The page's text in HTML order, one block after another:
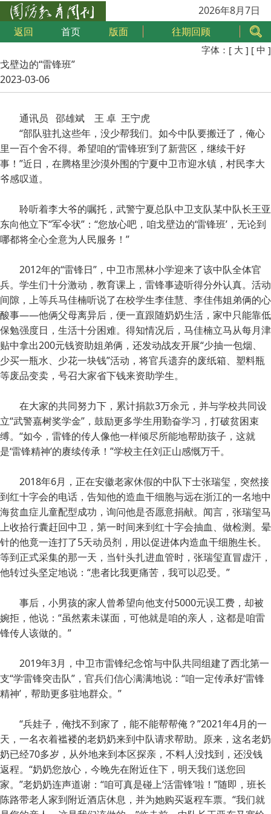
2026年8月7日
返回
首页 版面 往期回顾
字体： [ 大 ] [ 中 ]
戈壁边的“雷锋班”
2023-03-06
通讯员 邵雄斌 王 卓 王宁虎
“部队驻扎这些年，没少帮我们。如今中队要搬迁了，俺心
里一百个舍不得。希望咱的‘雷锋班’到了新营区，继续干好
事！”近日，在腾格里沙漠外围的宁夏中卫市迎水镇，村民李大
爷感叹道。
聆听着李大爷的嘱托，武警宁夏总队中卫支队某中队长王亚
东向他立下“军令状”：“您放心吧，咱戈壁边的‘雷锋班’，无论到
哪都将全心全意为人民服务！”
2012年的“雷锋日”，中卫市黑林小学迎来了该中队全体官
兵。学生们十分激动，教育课上，雷锋事迹听得分外认真。活动
间隙，上等兵马佳楠听说了在校学生李佳慧、李佳伟姐弟俩的心
酸事——他俩父母离异后，便一直跟随奶奶生活，家中只能靠低
保勉强度日，生活十分困难。得知情况后，马佳楠立马从每月津
贴中拿出200元钱资助姐弟俩，还发动战友开展“少抽一包烟、
少买一瓶水、少花一块钱”活动，将官兵遗弃的废纸箱、塑料瓶
等废品变卖，号召大家省下钱来资助学生。
在大家的共同努力下，累计捐款3万余元，并与学校共同设
立“武警嘉树奖学金”，鼓励更多学生用勤奋学习，打破贫困束
缚。“如今，雷锋的传人像他一样倾尽所能地帮助孩子，这就
是‘雷锋精神’的赓续传承！”学校主任刘正山感慨万千。
2018年6月，正在安徽老家休假的中队下士张瑞玺，突然接
到红十字会的电话，告知他的造血干细胞与远在浙江的一名地中
海贫血症儿童配型成功，询问他是否愿意捐献。闻言，张瑞玺马
上收拾行囊赶回中卫，第一时间来到红十字会抽血、做检测。晕
针的他竟一连打了5天动员剂，用以促进体内造血干细胞生长。
等到正式采集的那一天，当针头扎进血管时，张瑞玺直冒虚汗，
他转过头坚定地说：“患者比我更痛苦，我可以忍受。”
事后，小男孩的家人曾希望向他支付5000元误工费，却被
婉拒，他说：“虽然素未谋面，可他就是咱的亲人，这都是咱雷
锋传人该做的。”
2019年3月，中卫市雷锋纪念馆与中队共同组建了西北第一
支“学雷锋突击队”，官兵们信心满满地说：“咱一定传承好‘雷锋
精神’，帮助更多驻地群众。”
“兵娃子，俺找不到家了，能不能帮帮俺？”2021年4月的一
天，一名衣着褴褛的老奶奶来到中队请求帮助。原来，这名老奶
奶已经70多岁，从外地来到本区探亲，不料人没找到，还没钱
返程。“奶奶您放心，今晚先在附近住下，明天我们送您回
家。”老奶奶连声道谢：“咱可真是碰上‘活雷锋’啦！”随即，班长
陈路带老人家到附近酒店休息，并为她购买返程车票。“我们就